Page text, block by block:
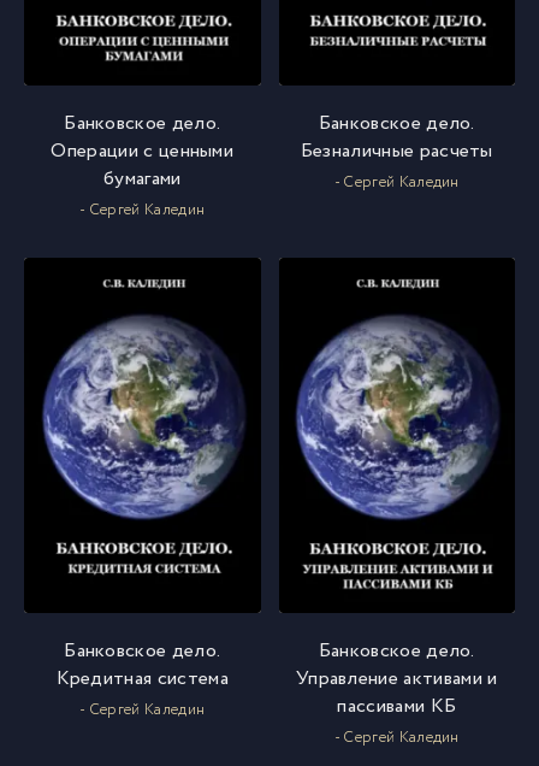
Банковское дело.
Операции с ценными
бумагами
- Сергей Каледин
Банковское дело.
Безналичные расчеты
- Сергей Каледин
Банковское дело.
Кредитная система
- Сергей Каледин
Банковское дело.
Управление активами и
пассивами КБ
- Сергей Каледин